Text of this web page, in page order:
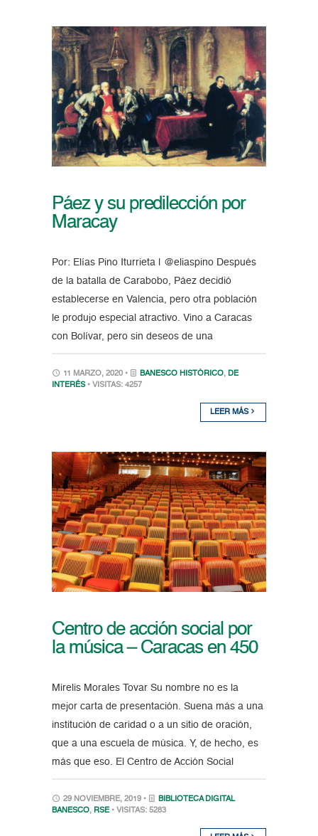
Páez y su predilección por
Maracay
Por: Elías Pino Iturrieta | @eliaspino Después
de la batalla de Carabobo, Páez decidió
establecerse en Valencia, pero otra población
le produjo especial atractivo. Vino a Caracas
con Bolívar, pero sin deseos de una
11 MARZO, 2020 • BANESCO HISTÓRICO, DE
INTERÉS • VISITAS: 4257
LEER MÁS
Centro de acción social por
la música – Caracas en 450
Mirelis Morales Tovar Su nombre no es la
mejor carta de presentación. Suena más a una
institución de caridad o a un sitio de oración,
que a una escuela de música. Y, de hecho, es
más que eso. El Centro de Acción Social
29 NOVIEMBRE, 2019 •
BIBLIOTECA DIGITAL
BANESCO, RSE • VISITAS: 5283